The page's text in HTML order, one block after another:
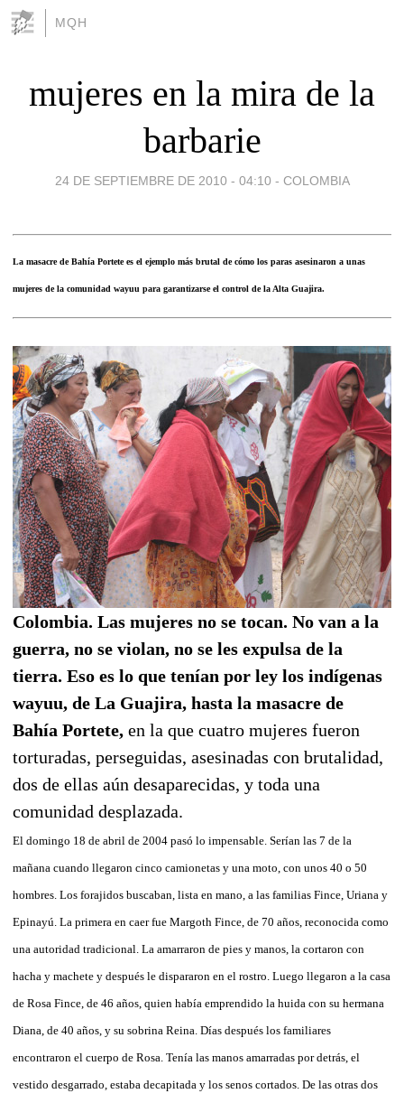
MQH
mujeres en la mira de la
barbarie
24 DE SEPTIEMBRE DE 2010 - 04:10 - COLOMBIA
La masacre de Bahía Portete es el ejemplo más brutal de cómo los paras asesinaron a unas
mujeres de la comunidad wayuu para garantizarse el control de la Alta Guajira.
Colombia. Las mujeres no se tocan. No van a la
guerra, no se violan, no se les expulsa de la
tierra. Eso es lo que tenían por ley los indígenas
wayuu, de La Guajira, hasta la masacre de
Bahía Portete, en la que cuatro mujeres fueron
torturadas, perseguidas, asesinadas con brutalidad,
dos de ellas aún desaparecidas, y toda una
comunidad desplazada.
El domingo 18 de abril de 2004 pasó lo impensable. Serían las 7 de la
mañana cuando llegaron cinco camionetas y una moto, con unos 40 o 50
hombres. Los forajidos buscaban, lista en mano, a las familias Fince, Uriana y
Epinayú. La primera en caer fue Margoth Fince, de 70 años, reconocida como
una autoridad tradicional. La amarraron de pies y manos, la cortaron con
hacha y machete y después le dispararon en el rostro. Luego llegaron a la casa
de Rosa Fince, de 46 años, quien había emprendido la huida con su hermana
Diana, de 40 años, y su sobrina Reina. Días después los familiares
encontraron el cuerpo de Rosa. Tenía las manos amarradas por detrás, el
vestido desgarrado, estaba decapitada y los senos cortados. De las otras dos